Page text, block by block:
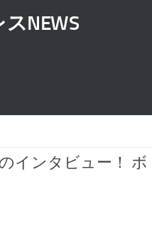
NEWS
インタビュー！ ボ